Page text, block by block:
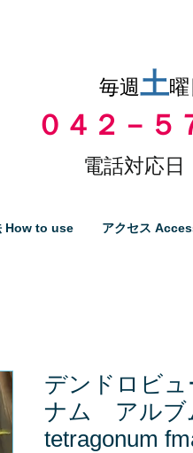
毎週土
０４２－５
電話対応日
How to use アクセス
デンドロビ
ナム アルブ
tetragonum